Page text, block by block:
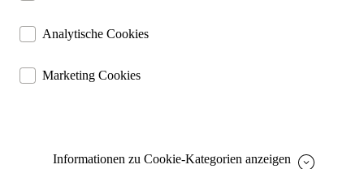
dienen dem technischen einwandfreien Betrieb unserer
Website.
Sichern die Stabilität der Website
Speichern den Fortschritt Ihrer Bestellung
Analytische Cookies
ermöglichen eine Websiteanalyse, um das Besucherverhalten
kennenzulernen und die Website darauf abgestimmt zu
Marketing Cookies
Bereitstellung von individuellen und auf Sie
Informationen zu Cookie-Kategorien anzeigen